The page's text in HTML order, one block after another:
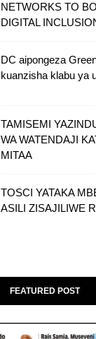
NETWORKS TO
DIGITAL
DC aipongeza
kuanzisha klabu ya
TAMISEMI
WA WATENDAJI
MITAA
TOSCI YATAKA
ASILI ZISAJILIWE
FEATURED POST